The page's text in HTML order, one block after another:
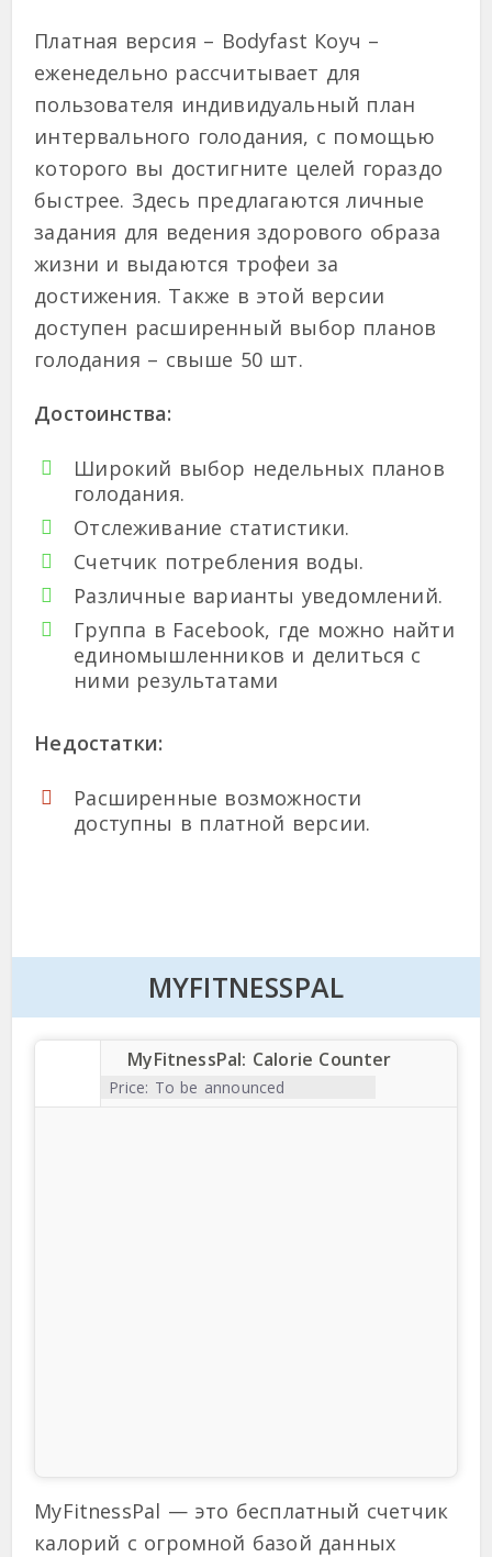
Платная версия – Bodyfast Коуч –
еженедельно рассчитывает для
пользователя индивидуальный план
интервального голодания, с помощью
которого вы достигните целей гораздо
быстрее. Здесь предлагаются личные
задания для ведения здорового образа
жизни и выдаются трофеи за
достижения. Также в этой версии
доступен расширенный выбор планов
голодания – свыше 50 шт.
Достоинства:
Широкий выбор недельных планов
голодания.
Отслеживание статистики.
Счетчик потребления воды.
Различные варианты уведомлений.
Группа в Facebook, где можно найти
единомышленников и делиться с
ними результатами
Недостатки:
Расширенные возможности
доступны в платной версии.
MYFITNESSPAL
MyFitnessPal: Calorie Counter
Price: To be announced
MyFitnessPal — это бесплатный счетчик
калорий с огромной базой данных